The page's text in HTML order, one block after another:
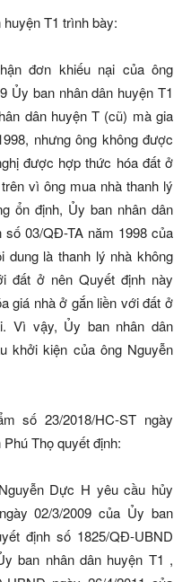
T1 trình bày:
đơn khiếu nại của ông
Ủy ban nhân dân huyện T1
dân huyện T (cũ) mà gia
nhưng ông không được
được hợp thức hóa đất ở
vì ông mua nhà thanh lý
ổn định, Ủy ban nhân dân
số 03/QĐ-TA năm 1998 của
dung là thanh lý nhà không
đất ở nên Quyết định này
giá nhà ở gắn liền với đất ở
Vì vậy, Ủy ban nhân dân
khởi kiện của ông Nguyễn
số 23/2018/HC-ST ngày
Thọ quyết định:
Dực H yêu cầu hủy
02/3/2009 của Ủy ban
định số 1825/QĐ-UBND
ban nhân dân huyện T1 ,